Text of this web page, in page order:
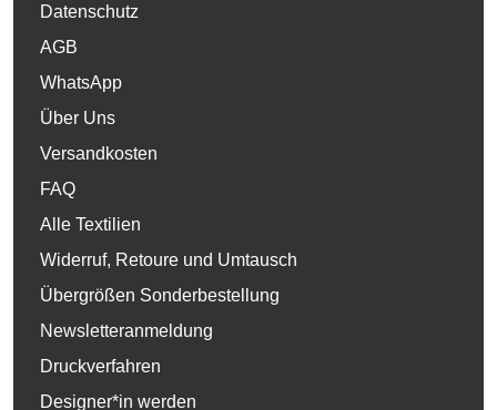
Datenschutz
AGB
WhatsApp
Über Uns
Versandkosten
FAQ
Alle Textilien
Widerruf, Retoure und Umtausch
Übergrößen Sonderbestellung
Newsletteranmeldung
Druckverfahren
Designer*in werden